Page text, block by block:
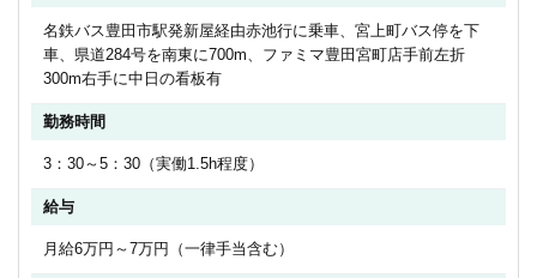
名鉄バス豊田市駅発新屋経由赤池行に乗車、宮上町バス停を下
車、県道284号を南東に700m、ファミマ豊田宮町店手前左折
300m右手に中日の看板有
勤務時間
3：30～5：30（実働1.5h程度）
給与
月給6万円～7万円（一律手当含む）